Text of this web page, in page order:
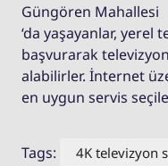
Güngören Mahallesi
‘da yaşayanlar,
başvurarak
alabilirler. İnternet
en uygun servis
Tags:
4K televizyon